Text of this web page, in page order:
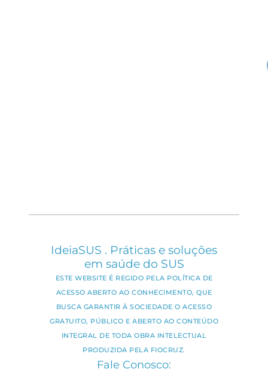
IdeiaSUS . Práticas e soluções
em saúde do SUS
ESTE WEBSITE É REGIDO PELA POLÍTICA DE
ACESSO ABERTO AO CONHECIMENTO, QUE
BUSCA GARANTIR À SOCIEDADE O ACESSO
GRATUITO, PÚBLICO E ABERTO AO CONTEÚDO
INTEGRAL DE TODA OBRA INTELECTUAL
PRODUZIDA PELA FIOCRUZ.
Fale Conosco: